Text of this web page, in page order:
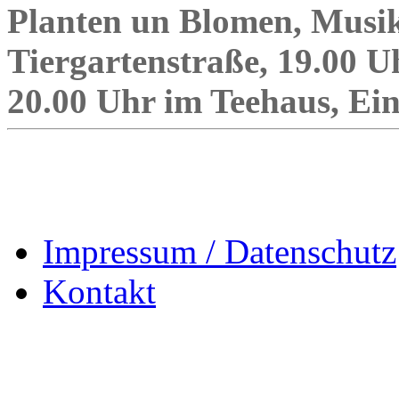
Planten un Blomen,
Tiergartenstraße, 19.00
20.00 Uhr im Teehaus,
Impressum / Datenschutz
Kontakt